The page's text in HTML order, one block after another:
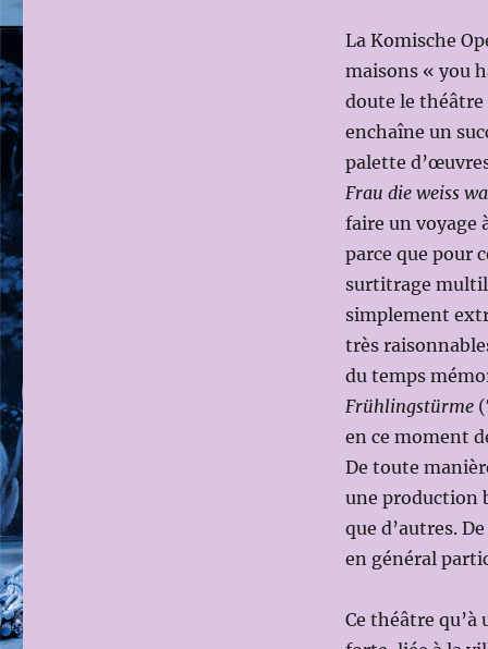
La Komische
maisons « you
doute le
enchaîne un
palette
Frau die weiss
faire un voyage
parce que pour
surtitrage
simplement
très
du temps
Frühlingstürme(
en ce moment
De toute
une production
que d’autres.
en général
Ce théâtre